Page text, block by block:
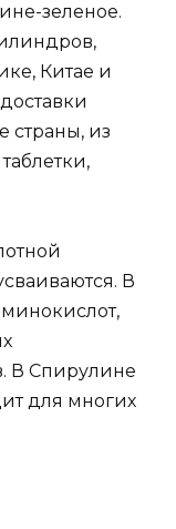
зеленое.
Китае и
страны, из
В
В Спирулине
для многих